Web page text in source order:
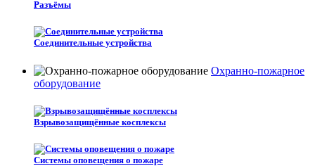
Разъёмы
Соединительные устройства
Охранно-пожарное
оборудование
Взрывозащищённые косплексы
Системы оповещения о пожаре